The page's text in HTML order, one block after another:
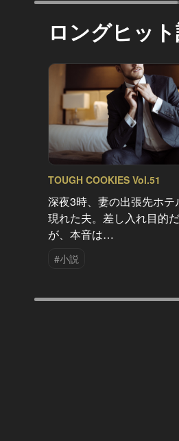
ロングヒッ
TOUGH COOKIES Vol.51
深夜3時、妻の出張先ホテ
現れた夫。差し入れ目的
が、本音は…
#小説